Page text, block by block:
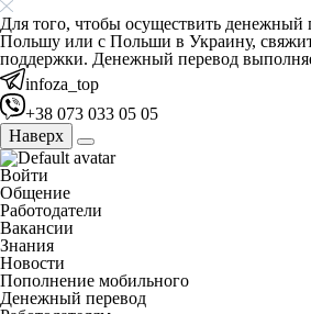
Для того, чтобы осуществить денежный
Польшу или с Польши в Украину,
поддержки. Денежный перевод
infoza_top
+38 073 033 05 05
Наверх
Войти
Общение
Работодатели
Вакансии
Знания
Новости
Пополнение мобильного
Денежный перевод